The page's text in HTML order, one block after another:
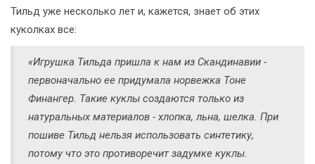
Тильд уже несколько лет и, кажется, знает об этих
куколках все:
«Игрушка Тильда пришла к нам из Скандинавии -
первоначально ее придумала норвежка Тоне
Финангер. Такие куклы создаются только из
натуральных материалов - хлопка, льна, шелка. При
пошиве Тильд нельзя использовать синтетику,
потому что это противоречит задумке куклы.